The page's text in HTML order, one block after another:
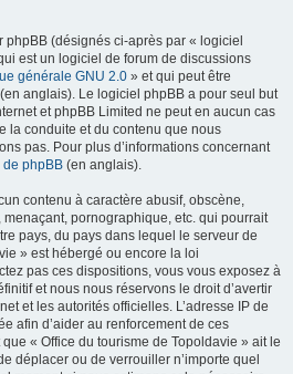
phpBB (désignés ci-après par « logiciel
est un logiciel de forum de discussions
générale GNU 2.0 » et qui peut être
(en anglais). Le logiciel phpBB a pour seul but
et phpBB Limited ne peut en aucun cas
la conduite et du contenu que nous
pas. Pour plus d’informations concernant
de phpBB (en anglais).
contenu à caractère abusif, obscène,
pornographique, etc. qui pourrait
pays, du pays dans lequel le serveur de
» est hébergé ou encore la loi
pas ces dispositions, vous vous exposez à
et nous nous réservons le droit d’avertir
et les autorités officielles. L’adresse IP de
afin d’aider au renforcement de ces
« Office du tourisme de Topoldavie » ait le
déplacer ou de verrouiller n’importe quel